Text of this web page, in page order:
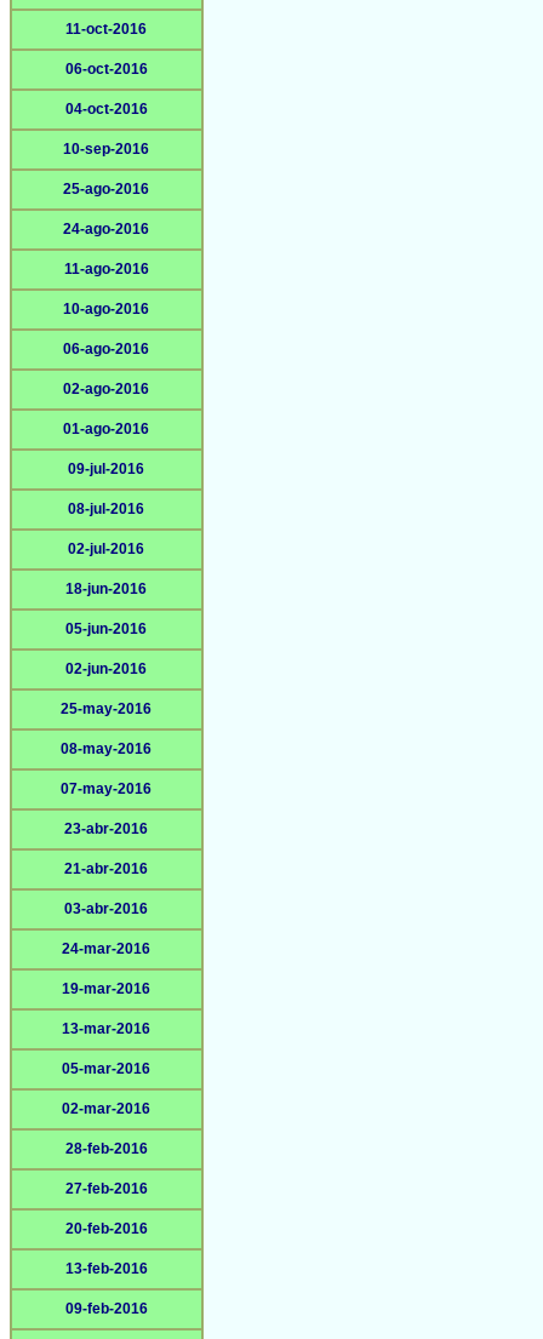
11-oct-2016
06-oct-2016
04-oct-2016
10-sep-2016
25-ago-2016
24-ago-2016
11-ago-2016
10-ago-2016
06-ago-2016
02-ago-2016
01-ago-2016
09-jul-2016
08-jul-2016
02-jul-2016
18-jun-2016
05-jun-2016
02-jun-2016
25-may-2016
08-may-2016
07-may-2016
23-abr-2016
21-abr-2016
03-abr-2016
24-mar-2016
19-mar-2016
13-mar-2016
05-mar-2016
02-mar-2016
28-feb-2016
27-feb-2016
20-feb-2016
13-feb-2016
09-feb-2016